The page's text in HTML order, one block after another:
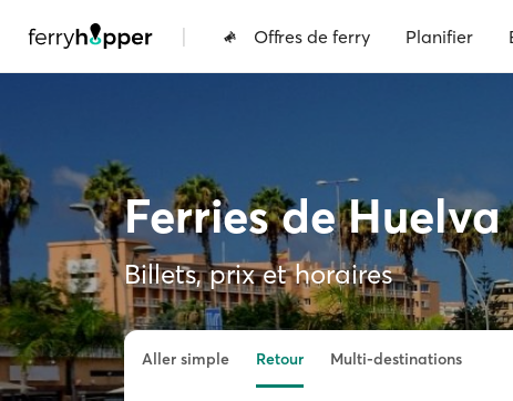
| Offres de ferry Planifier
Ferries de
Billets, prix et horaires
Aller simple Retour Multi-destinations